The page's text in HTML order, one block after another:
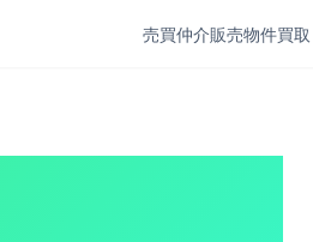
売買仲介販売物件買取